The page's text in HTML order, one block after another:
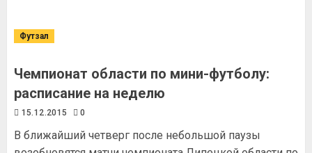
Футзал
Чемпионат области по мини-футболу:
расписание на неделю
15.12.2015 0
В ближайший четверг после небольшой паузы